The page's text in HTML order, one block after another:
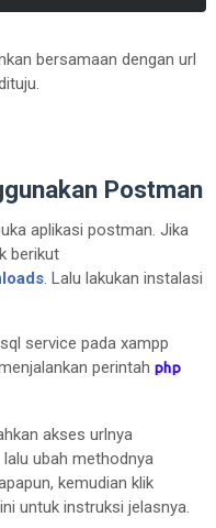
bersamaan dengan url
Postman
aplikasi postman. Jika
berikut
. Lalu lakukan instalasi
service pada xampp
perintah php
akses urlnya
lalu ubah methodnya
kemudian klik
untuk instruksi jelasnya.